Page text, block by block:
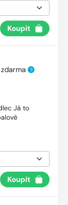
Koupit
?
Já to
Koupit